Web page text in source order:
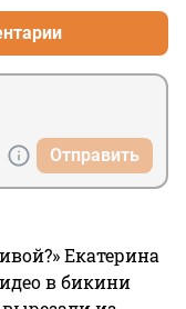
Отправить
Екатерина
в бикини